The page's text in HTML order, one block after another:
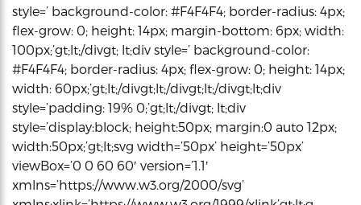
style=’ background-color: #F4F4F4; border-radius: 4px;
flex-grow: 0; height: 14px; margin-bottom: 6px; width:
100px;’gt;lt;/divgt; lt;div style=’ background-color:
#F4F4F4; border-radius: 4px; flex-grow: 0; height: 14px;
width: 60px;’gt;lt;/divgt;lt;/divgt;lt;/divgt;lt;div
style=’padding: 19% 0;’gt;lt;/divgt; lt;div
style=’display:block; height:50px; margin:0 auto 12px;
width:50px;’gt;lt;svg width=’50px’ height=’50px’
viewBox=’0 0 60 60′ version=’1.1′
xmlns=’https://www.w3.org/2000/svg’